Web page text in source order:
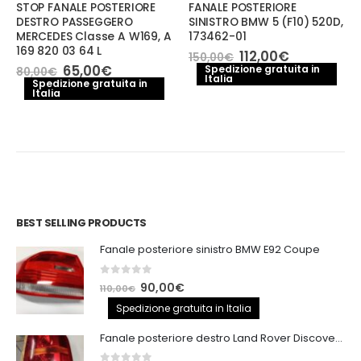
STOP FANALE POSTERIORE
DESTRO PASSEGGERO
MERCEDES Classe A W169, A
169 820 03 64 L
80,00€ Il
prezzo
originale
65,00€Il
prezzo
attuale
Spedizione gratuita in
Italia
FANALE POSTERIORE
SINISTRO BMW 5 (F10) 520D,
173462-01
150,00€ Il
prezzo
originale
112,00€Il
prezzo
attuale
Spedizione gratuita in
Italia
BEST SELLING PRODUCTS
Fanale posteriore sinistro BMW E92 Coupe
out of 5
110,00€ Il
prezzo
originale
era:
90,00€Il
prezzo
attuale
è:
Spedizione gratuita in Italia
Fanale posteriore destro Land Rover Discovery 3